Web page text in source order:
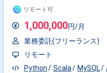
リモート可
1,000,000円/月
業務委託(フリーランス)
リモート
Python
Scala MySQL